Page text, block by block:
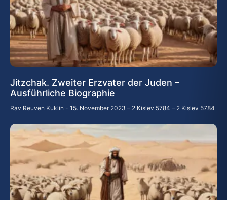
Jitzchak. Zweiter Erzvater der Juden –
Ausführliche Biographie
Rav Reuven Kuklin 15. November 2023 – 2 Kislev 5784 – 2 Kislev 5784